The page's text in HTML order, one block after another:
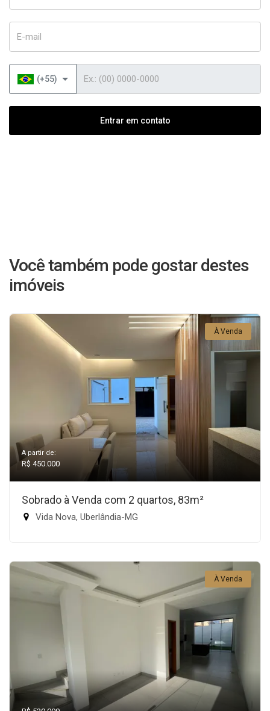
(+55)
Entrar em contato
Você também pode gostar destes
imóveis
À Venda
A partir de:
R$ 450.000
Sobrado à Venda com 2 quartos, 83m²
Vida Nova, Uberlândia-MG
À Venda